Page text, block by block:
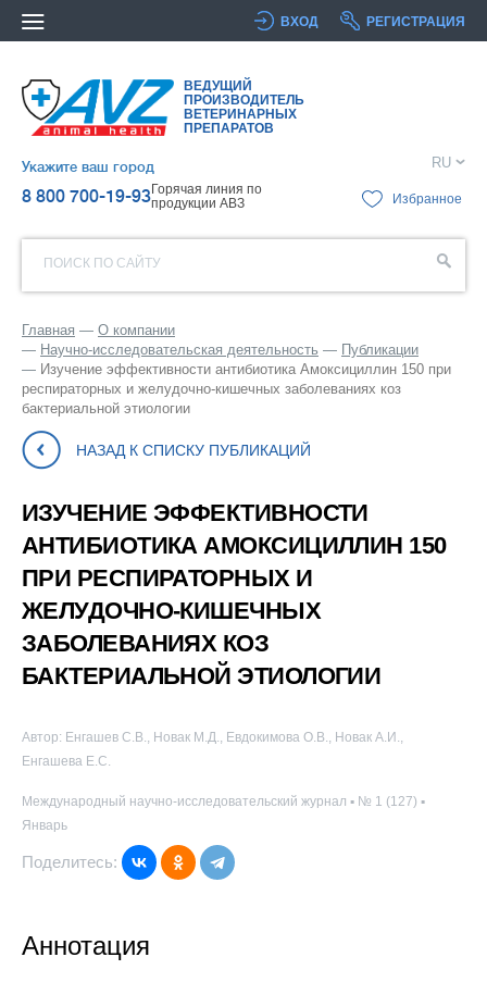
ВХОД РЕГИСТРАЦИЯ
ВЕДУЩИЙ
ПРОИЗВОДИТЕЛЬ
ВЕТЕРИНАРНЫХ
ПРЕПАРАТОВ
Укажите ваш город
8 800 700-19-93Горячая линия по
продукции АВЗ
RU
Избранное
ПОИСК ПО САЙТУ
Главная
О компании
Научно-исследовательская деятельность
Публикации
Изучение эффективности антибиотика Амоксициллин 150 при
респираторных и желудочно-кишечных заболеваниях коз
бактериальной этиологии
НАЗАД К СПИСКУ ПУБЛИКАЦИЙ
ИЗУЧЕНИЕ ЭФФЕКТИВНОСТИ
АНТИБИОТИКА АМОКСИЦИЛЛИН 150
ПРИ РЕСПИРАТОРНЫХ И
ЖЕЛУДОЧНО-КИШЕЧНЫХ
ЗАБОЛЕВАНИЯХ КОЗ
БАКТЕРИАЛЬНОЙ ЭТИОЛОГИИ
Автор: Енгашев С.В., Новак М.Д., Евдокимова О.В., Новак А.И.,
Енгашева Е.С.
Международный научно-исследовательский журнал ▪ № 1 (127) ▪
Январь
Поделитесь:
Аннотация